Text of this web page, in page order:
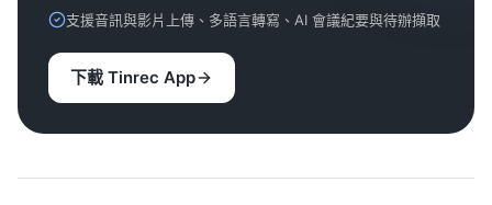
支援音訊與影片上傳、多語言轉寫、AI 會議紀要與待辦擷取
下載 Tinrec App